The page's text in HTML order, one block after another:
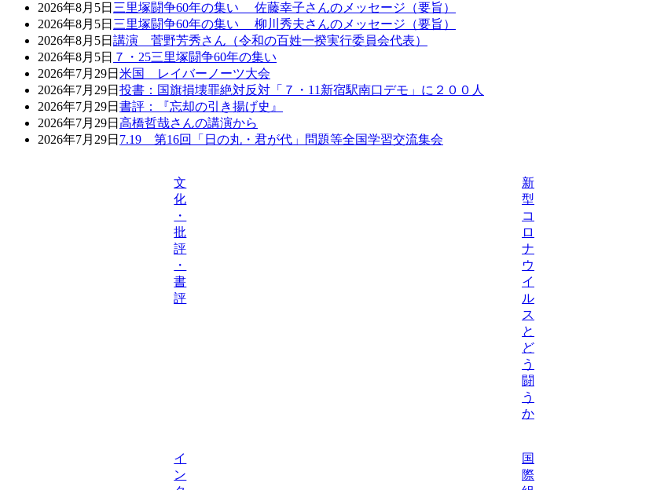
2026年8月5日 三里塚闘争60年の集い 佐藤幸子さんのメッセージ（要旨）
2026年8月5日 三里塚闘争60年の集い 柳川秀夫さんのメッセージ（要旨）
2026年8月5日 講演 菅野芳秀さん（令和の百姓一揆実行委員会代表）
2026年8月5日 ７・25三里塚闘争60年の集い
2026年7月29日 米国 レイバーノーツ大会
2026年7月29日 投書：国旗損壊罪絶対反対「７・11新宿駅南口デモ」に２００人
2026年7月29日 書評：『忘却の引き揚げ史』
2026年7月29日 高橋哲哉さんの講演から
2026年7月29日 7.19 第16回「日の丸・君が代」問題等全国学習交流集会
文
化
・
批
評
・
書
評
新
型
コ
ロ
ナ
ウ
イ
ル
ス
と
ど
う
闘
う
か
イ
ン
国
際